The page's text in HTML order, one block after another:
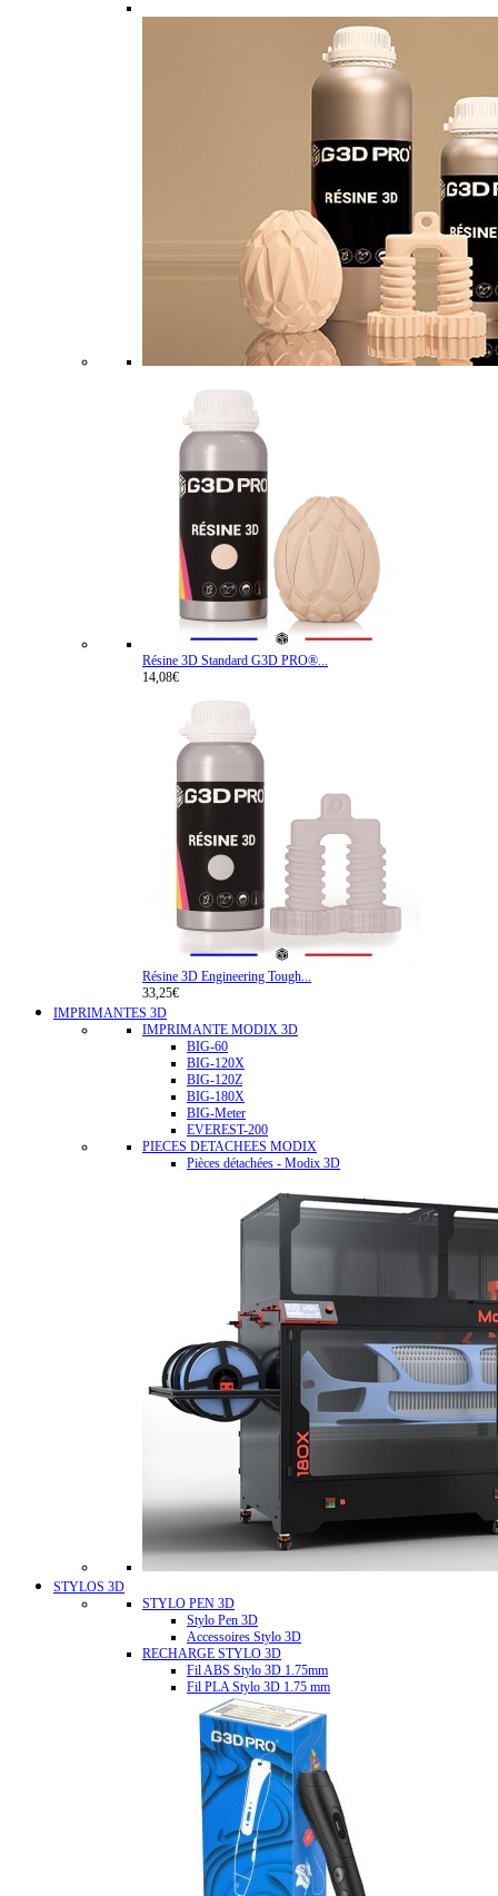
Résine 3D Standard G3D PRO®...
14,08€
Résine 3D Engineering Tough...
33,25€
IMPRIMANTES 3D
IMPRIMANTE MODIX 3D
BIG-60
BIG-120X
BIG-120Z
BIG-180X
BIG-Meter
EVEREST-200
PIECES DETACHEES MODIX
Pièces détachées - Modix 3D
STYLOS 3D
STYLO PEN 3D
Stylo Pen 3D
Accessoires Stylo 3D
RECHARGE STYLO 3D
Fil ABS Stylo 3D 1.75mm
Fil PLA Stylo 3D 1.75 mm